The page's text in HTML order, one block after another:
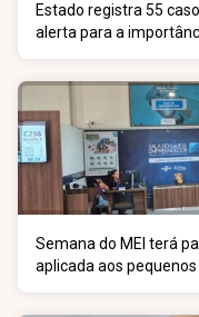
Estado registra 55
alerta para a
Semana do MEI terá
aplicada aos